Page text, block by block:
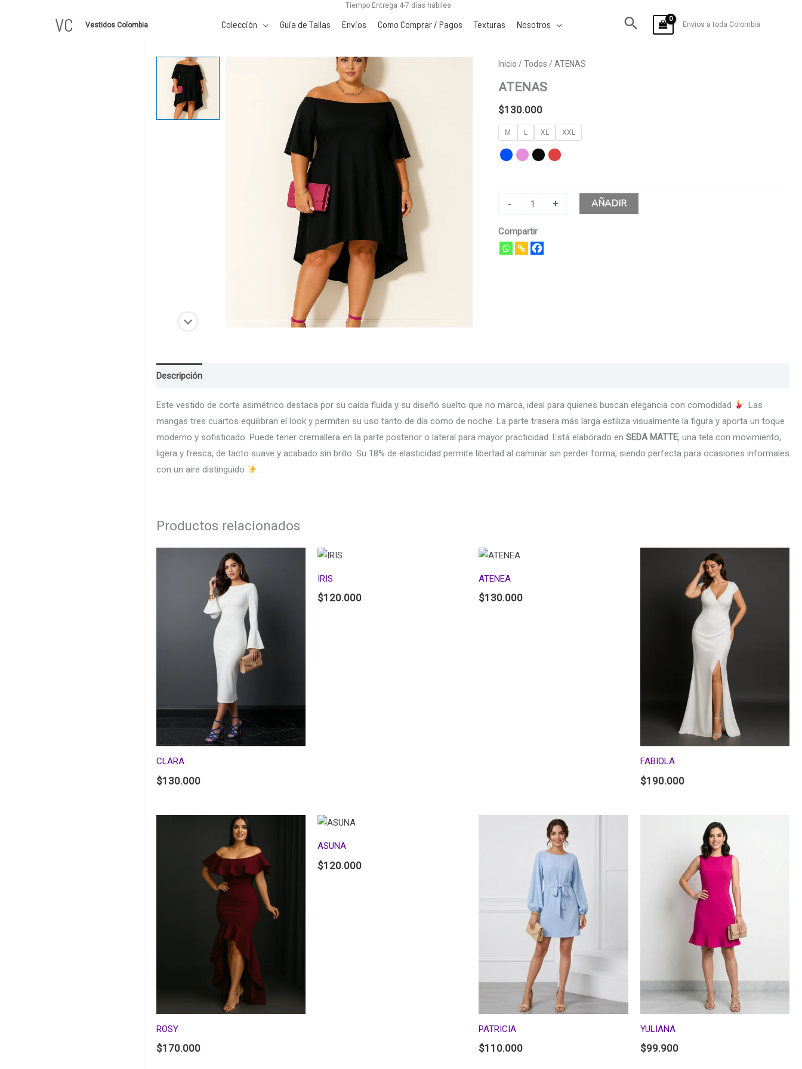
Tiempo Entrega 4-7 días hábiles
VC Vestidos Colombia Colección Guia de Tallas Envios Como Comprar / Pagos Texturas Nosotros Envios a toda Colombia
Inicio / Todos / ATENAS
ATENAS
$130.000
M L XL XXL
-
ATENAS
cantidad
+ AÑADIR
Compartir
Descripción
Este vestido de corte asimétrico destaca por su caída fluida y su diseño suelto que no marca, ideal para quienes buscan elegancia con comodidad
. Las
mangas tres cuartos equilibran el look y permiten su uso tanto de día como de noche. La parte trasera más larga estiliza visualmente la figura y aporta un toque
moderno y sofisticado. Puede tener cremallera en la parte posterior o lateral para mayor practicidad. Está elaborado en SEDA MATTE, una tela con movimiento,
ligera y fresca, de tacto suave y acabado sin brillo. Su 18% de elasticidad permite libertad al caminar sin perder forma, siendo perfecta para ocasiones informales
con un aire distinguido
.
Productos relacionados
CLARA
$130.000
IRIS
$120.000
ATENEA
$130.000
FABIOLA
$190.000
ROSY
$170.000
ASUNA
$120.000
PATRICIA
$110.000
YULIANA
$99.900